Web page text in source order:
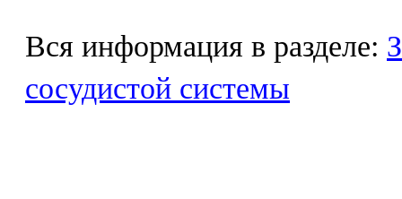
Вся информация в разделе:
сосудистой системы